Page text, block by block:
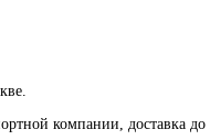
компании, доставка